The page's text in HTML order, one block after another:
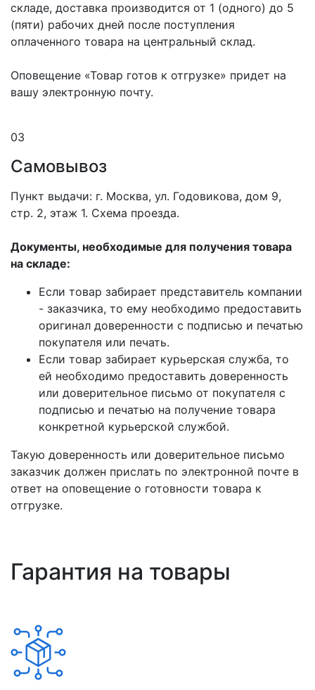
складе, доставка производится от 1 (одного) до 5
(пяти) рабочих дней после поступления
оплаченного товара на центральный склад.
Оповещение «Товар готов к отгрузке» придет на
вашу электронную почту.
03
Самовывоз
Пункт выдачи: г. Москва, ул. Годовикова, дом 9,
стр. 2, этаж 1. Схема проезда.
Документы, необходимые для получения товара
на складе:
Если товар забирает представитель компании
- заказчика, то ему необходимо предоставить
оригинал доверенности c подписью и печатью
покупателя или печать.
Если товар забирает курьерская служба, то
ей необходимо предоставить доверенность
или доверительное письмо от покупателя с
подписью и печатью на получение товара
конкретной курьерской службой.
Такую доверенность или доверительное письмо
заказчик должен прислать по электронной почте в
ответ на оповещение о готовности товара к
отгрузке.
Гарантия на товары